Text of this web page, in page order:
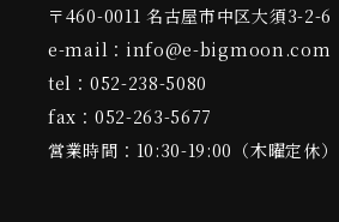
〒460-0011 名古屋市中区大須3-2-6
e-mail：info@e-bigmoon.com
tel：052-238-5080
fax：052-263-5677
営業時間：10:30-19:00（木曜定休）